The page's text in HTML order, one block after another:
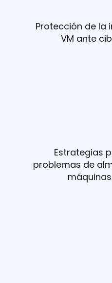
Protección de la
VM ante
Estrategias
problemas de